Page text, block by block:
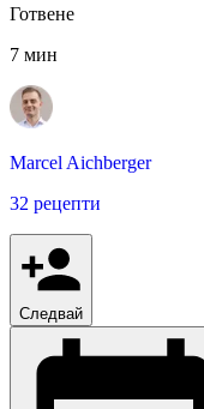
Готвене
7 мин
Marcel Aichberger
32 рецепти
Следвай